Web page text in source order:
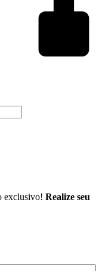
exclusivo! Realize seu